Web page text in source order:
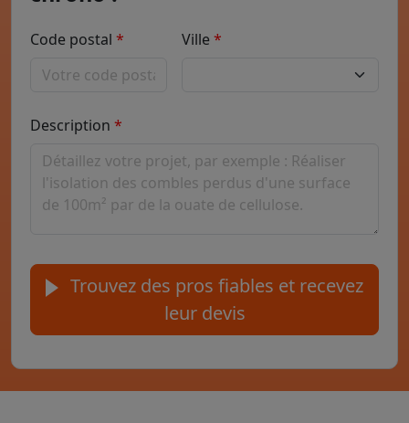
Code postal Ville
Description
Trouvez des pros fiables et recevez
leur devis